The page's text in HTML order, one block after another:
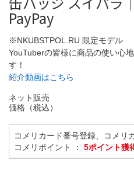
PayPay
※NKUBSTPOL.RU 限定モデル
YouTuberの皆様に商品の使い心
す！
紹介動画はこちら
ネット販売
価格（税込）
コメリカード番号登録、コメリ
コメリポイント ： 5ポイント獲